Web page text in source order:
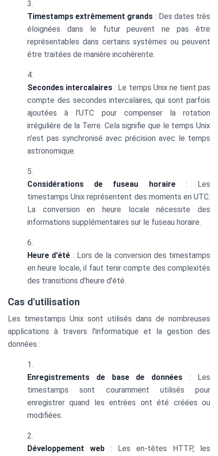
Timestamps extrêmement grands : Des dates très
éloignées dans le futur peuvent ne pas être
représentables dans certains systèmes ou peuvent
être traitées de manière incohérente.
Secondes intercalaires : Le temps Unix ne tient pas
compte des secondes intercalaires, qui sont parfois
ajoutées à l'UTC pour compenser la rotation
irrégulière de la Terre. Cela signifie que le temps Unix
n'est pas synchronisé avec précision avec le temps
astronomique.
Considérations de fuseau horaire: Les
timestamps Unix représentent des moments en UTC.
La conversion en heure locale nécessite des
informations supplémentaires sur le fuseau horaire.
Heure d'été : Lors de la conversion des timestamps
en heure locale, il faut tenir compte des complexités
des transitions d'heure d'été.
Cas d'utilisation
Les timestamps Unix sont utilisés dans de nombreuses
applications à travers l'informatique et la gestion des
données :
Enregistrements de base de données : Les
timestamps sont couramment utilisés pour
enregistrer quand les entrées ont été créées ou
modifiées.
Développement web : Les en-têtes HTTP, les